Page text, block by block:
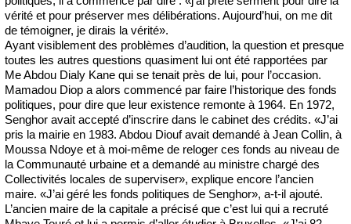
vérité et pour préserver mes délibérations. Aujourd’hui, on me dit
de témoigner, je dirais la vérité».
Ayant visiblement des problèmes d’audition, la question et presque
toutes les autres questions quasiment lui ont été rapportées par
Me Abdou Dialy Kane qui se tenait près de lui, pour l’occasion.
Mamadou Diop a alors commencé par faire l’historique des fonds
politiques, pour dire que leur existence remonte à 1964. En 1972,
Senghor avait accepté d’inscrire dans le cabinet des crédits. «J’ai
pris la mairie en 1983. Abdou Diouf avait demandé à Jean Collin, à
Moussa Ndoye et à moi-même de reloger ces fonds au niveau de
la Communauté urbaine et a demandé au ministre chargé des
Collectivités locales de superviser», explique encore l’ancien
maire. «J’ai géré les fonds politiques de Senghor», a-t-il ajouté.
L’ancien maire de la capitale a précisé que c’est lui qui a recruté